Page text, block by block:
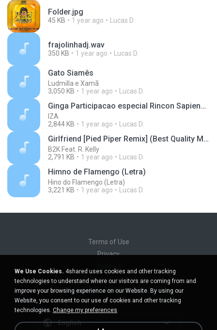
Folder.jpg
45 KB 1 year ago Lucas D.
frajolinhadj.wav
350 KB 1 year ago Lucas D.
Gato Siamês
Ludmilla e Xamã
3,050 KB
1 year ago Lucas D.
Ginga Participacao especial Rincon Sapiencia
IZA
2,844 KB
1 year ago Lucas D.
Girlfriend [Pied Piper Remix] (Best Quality Mp3)
B2K Feat. R. Kelly
2,791 KB
1 year ago Lucas D.
Himno de Flamengo (Letra)
Hino do Flamengo (Letra)
3,221 KB
1 year ago Lucas D.
Terms of Use
Privacy
Do not sell my personal information
Do not share my personal information
English
We Use Cookies. 4shared uses cookies and other tracking
technologies to understand where our visitors are coming from and
improve your browsing experience on our Website. By using our
Website, you consent to our use of cookies and other tracking
technologies. Change my preferences